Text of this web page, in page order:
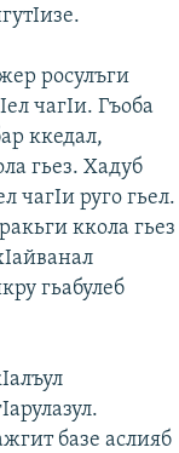
росулъги
чагIи. Гъоба
ккедал,
гьез. Хадуб
чагIи руго гьел.
ккола гьез
гьабулеб
базе аслияб